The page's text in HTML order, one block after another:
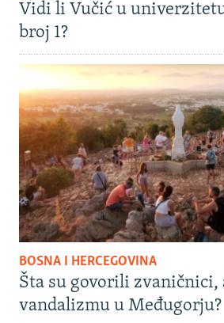
Vidi li Vučić u
broj 1?
BOSNA I HERCEGOVINA
Šta su govorili zvaničnici,
vandalizmu u Međugorju?